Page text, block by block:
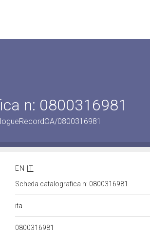
n: 0800316981
0800316981
EN
IT
Scheda catalografica n: 0800316981
ita
0800316981